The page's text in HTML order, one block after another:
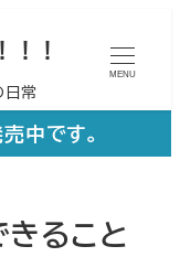
！！
常
MENU
中です。
ること